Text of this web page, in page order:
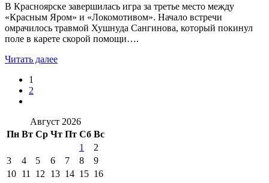
В Красноярске завершилась игра за третье место между
«Красным Яром» и «Локомотивом». Начало встречи
омрачилось травмой Хушнуда Сангинова, который покинул
поле в карете скорой помощи….
Читать далее
1
2
Август 2026
Пн Вт Ср Чт Пт Сб Вс
1
2
3
4 5 6 7 8
9
10 11 12 13 14 15 16